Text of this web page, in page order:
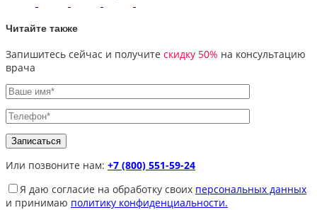
Читайте также
Запишитесь сейчас и получите скидку 50% на консультацию
врача
Или позвоните нам: +7 (800) 551-59-24
Я даю согласие на обработку своих персональных данных
и принимаю политику конфиденциальности.